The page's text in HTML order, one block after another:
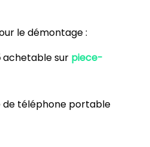
le démontage :
achetable sur piece-
de téléphone portable